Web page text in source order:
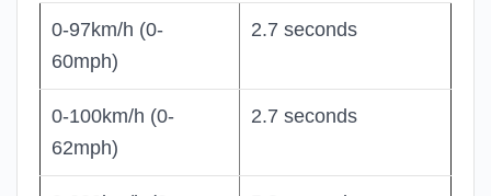
0-97km/h (0-
60mph)
2.7 seconds
0-100km/h (0-
62mph)
2.7 seconds